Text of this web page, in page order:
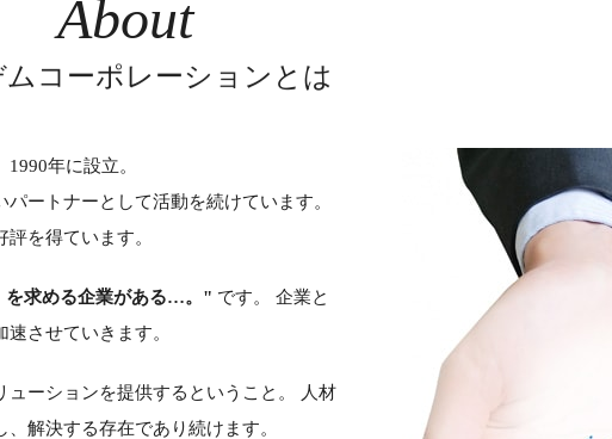
About
ムコーポレーションとは
年に設立。
ートナーとして活動を続けています。
を得ています。
を求める企業がある…。" です。 企業と
させていきます。
ーションを提供するということ。 人材
解決する存在であり続けます。